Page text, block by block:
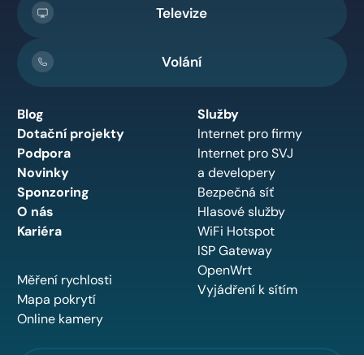
Televize
Volání
Blog
Dotační projekty
Podpora
Novinky
Sponzoring
O nás
Kariéra
Měření rychlosti
Mapa pokrytí
Online kamery
Služby
Internet pro firmy
Internet pro SVJ
a developery
Bezpečná síť
Hlasové služby
WiFi Hotspot
ISP Gateway
OpenWrt
Vyjádření k sítím